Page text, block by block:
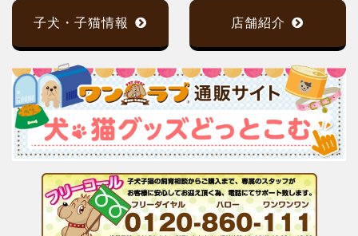
子犬・子猫情報 店舗紹介